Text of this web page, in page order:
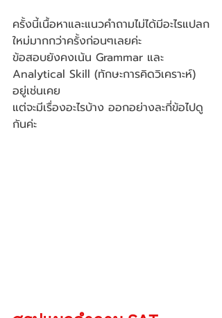
ครั้งนี้เนื้อหาและแนวคำถามไม่ได้มีอะไรแปลก
ใหม่มากกว่าครั้งก่อนๆเลยค่ะ
ข้อสอบยังคงเน้น Grammar และ
Analytical Skill (ทักษะการคิดวิเคราะห์)
อยู่เช่นเคย
แต่จะมีเรื่องอะไรบ้าง ออกอย่างละกี่ข้อไปดู
กันค่ะ